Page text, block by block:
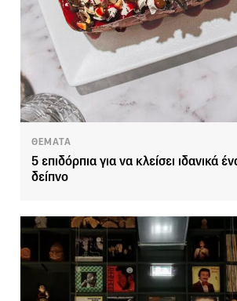
ΘΕΜΑΤΑ
5 επιδόρπια για να κλείσει ιδανικά
δείπνο